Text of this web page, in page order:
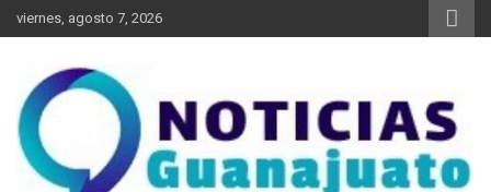
Skip
to
viernes, agosto 7, 2026